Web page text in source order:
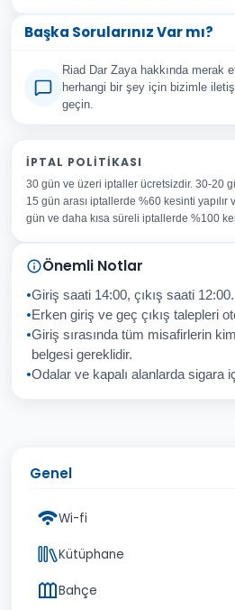
Başka Sorularınız Var mı?
Riad Dar Zaya hakkında merak
herhangi bir şey için bizimle
geçin.
Adınız Soyadınız
E-posta Adresiniz
Konu
Sorunuz
İPTAL POLITIKASI
30 gün ve üzeri iptaller ücretsizdir. 30-20
15 gün arası iptallerde %60 kesinti
gün ve daha kısa süreli iptallerde %100
Önemli Notlar
Giriş saati 14:00, çıkış saati 12:00.
Erken giriş ve geç çıkış talepleri
Giriş sırasında tüm misafirlerin
belgesi gereklidir.
Odalar ve kapalı alanlarda sigara
Genel
Wi-fi
Kütüphane
Bahçe